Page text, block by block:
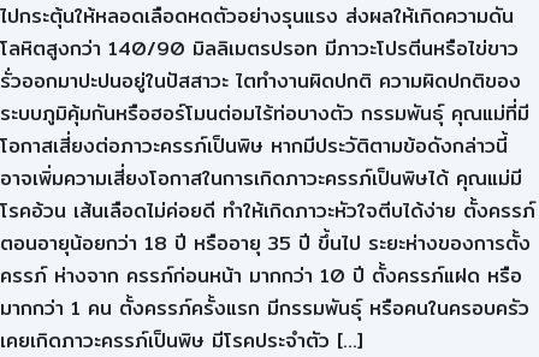
ไปกระตุ้นให้หลอดเลือดหดตัวอย่างรุนแรง ส่งผลให้เกิดความดัน
โลหิตสูงกว่า 140/90 มิลลิเมตรปรอท มีภาวะโปรตีนหรือไข่ขาว
รั่วออกมาปะปนอยู่ในปัสสาวะ ไตทำงานผิดปกติ ความผิดปกติของ
ระบบภูมิคุ้มกันหรือฮอร์โมนต่อมไร้ท่อบางตัว กรรมพันธุ์ คุณแม่ที่มี
โอกาสเสี่ยงต่อภาวะครรภ์เป็นพิษ หากมีประวัติตามข้อดังกล่าวนี้
อาจเพิ่มความเสี่ยงโอกาสในการเกิดภาวะครรภ์เป็นพิษได้ คุณแม่มี
โรคอ้วน เส้นเลือดไม่ค่อยดี ทำให้เกิดภาวะหัวใจตีบได้ง่าย ตั้งครรภ์
ตอนอายุน้อยกว่า 18 ปี หรืออายุ 35 ปี ขึ้นไป ระยะห่างของการตั้ง
ครรภ์ ห่างจาก ครรภ์ก่อนหน้า มากกว่า 10 ปี ตั้งครรภ์แฝด หรือ
มากกว่า 1 คน ตั้งครรภ์ครั้งแรก มีกรรมพันธุ์ หรือคนในครอบครัว
เคยเกิดภาวะครรภ์เป็นพิษ มีโรคประจำตัว […]